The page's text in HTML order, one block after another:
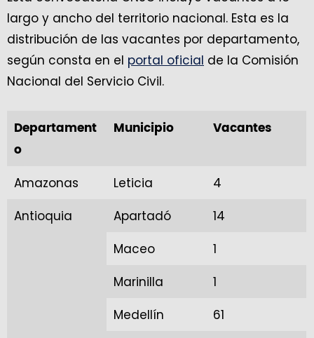
largo y ancho del territorio nacional. Esta es la
distribución de las vacantes por departamento,
según consta en el portal oficial de la Comisión
Nacional del Servicio Civil.
Departament
o
Municipio Vacantes
Amazonas Leticia
4
Antioquia
Apartadó
14
Maceo
1
Marinilla
1
Medellín
61